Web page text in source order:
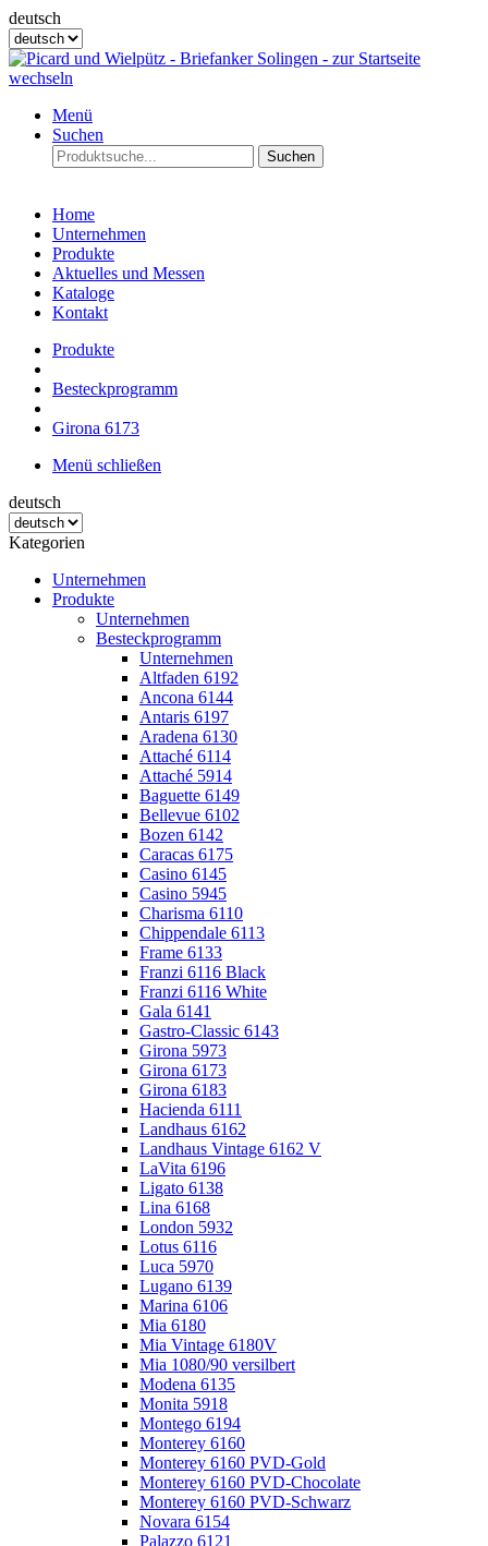
deutsch
Menü
Suchen
Suchen
Home
Unternehmen
Produkte
Aktuelles und Messen
Kataloge
Kontakt
Produkte
Besteckprogramm
Girona 6173
Menü schließen
deutsch
Kategorien
Unternehmen
Produkte
Unternehmen
Besteckprogramm
Unternehmen
Altfaden 6192
Ancona 6144
Antaris 6197
Aradena 6130
Attaché 6114
Attaché 5914
Baguette 6149
Bellevue 6102
Bozen 6142
Caracas 6175
Casino 6145
Casino 5945
Charisma 6110
Chippendale 6113
Frame 6133
Franzi 6116 Black
Franzi 6116 White
Gala 6141
Gastro-Classic 6143
Girona 5973
Girona 6173
Girona 6183
Hacienda 6111
Landhaus 6162
Landhaus Vintage 6162 V
LaVita 6196
Ligato 6138
Lina 6168
London 5932
Lotus 6116
Luca 5970
Lugano 6139
Marina 6106
Mia 6180
Mia Vintage 6180V
Mia 1080/90 versilbert
Modena 6135
Monita 5918
Montego 6194
Monterey 6160
Monterey 6160 PVD-Gold
Monterey 6160 PVD-Chocolate
Monterey 6160 PVD-Schwarz
Novara 6154
Palazzo 6121